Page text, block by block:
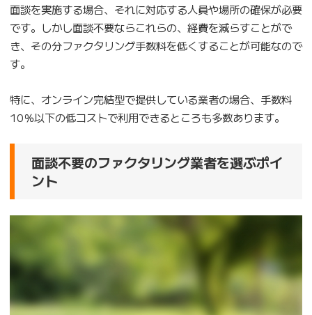
面談を実施する場合、それに対応する人員や場所の確保が必要
です。しかし面談不要ならこれらの、経費を減らすことがで
き、その分ファクタリング手数料を低くすることが可能なので
す。
特に、オンライン完結型で提供している業者の場合、手数料
10％以下の低コストで利用できるところも多数あります。
面談不要のファクタリング業者を選ぶポイ
ント